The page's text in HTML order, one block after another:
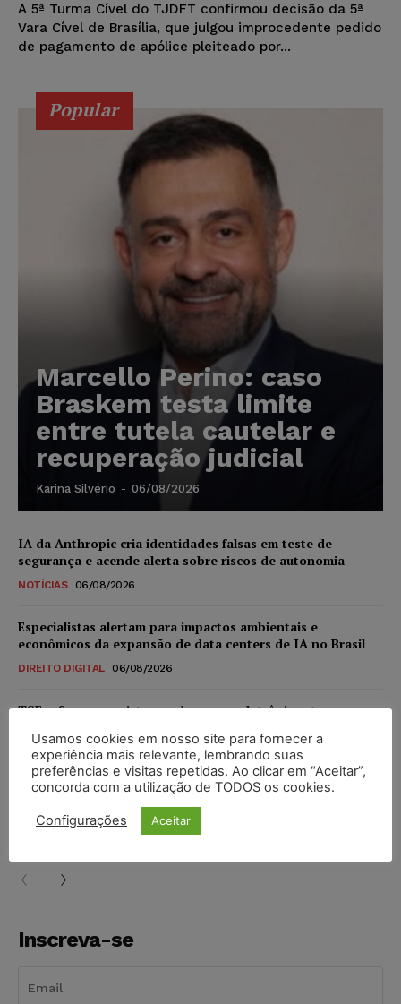
A 5ª Turma Cível do TJDFT confirmou decisão da 5ª
Vara Cível de Brasília, que julgou improcedente pedido
de pagamento de apólice pleiteado por...
Popular
Marcello Perino: caso
Braskem testa limite
entre tutela cautelar e
recuperação judicial
Karina Silvério - 06/08/2026
IA da Anthropic cria identidades falsas em teste de
segurança e acende alerta sobre riscos de autonomia
NOTÍCIAS 06/08/2026
Especialistas alertam para impactos ambientais e
econômicos da expansão de data centers de IA no Brasil
DIREITO DIGITAL 06/08/2026
TSE reforça que sistemas das urnas eletrônicas tornam-se
NOTÍCIAS 06/08/2026
STF inicia julgamento sobre constitucionalidade da
proibição dos jogos de azar no Brasil
Inscreva-se
Usamos cookies em nosso site para fornecer a
experiência mais relevante, lembrando suas
preferências e visitas repetidas. Ao clicar em “Aceitar”,
concorda com a utilização de TODOS os cookies.
Configurações Aceitar